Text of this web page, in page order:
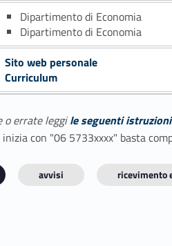
Dipartimento di Economia
Dipartimento di Economia
Sito web personale
Curriculum
o errate leggile seguenti istruzioni
con "06 5733xxxx" basta
avvisi ricevimento